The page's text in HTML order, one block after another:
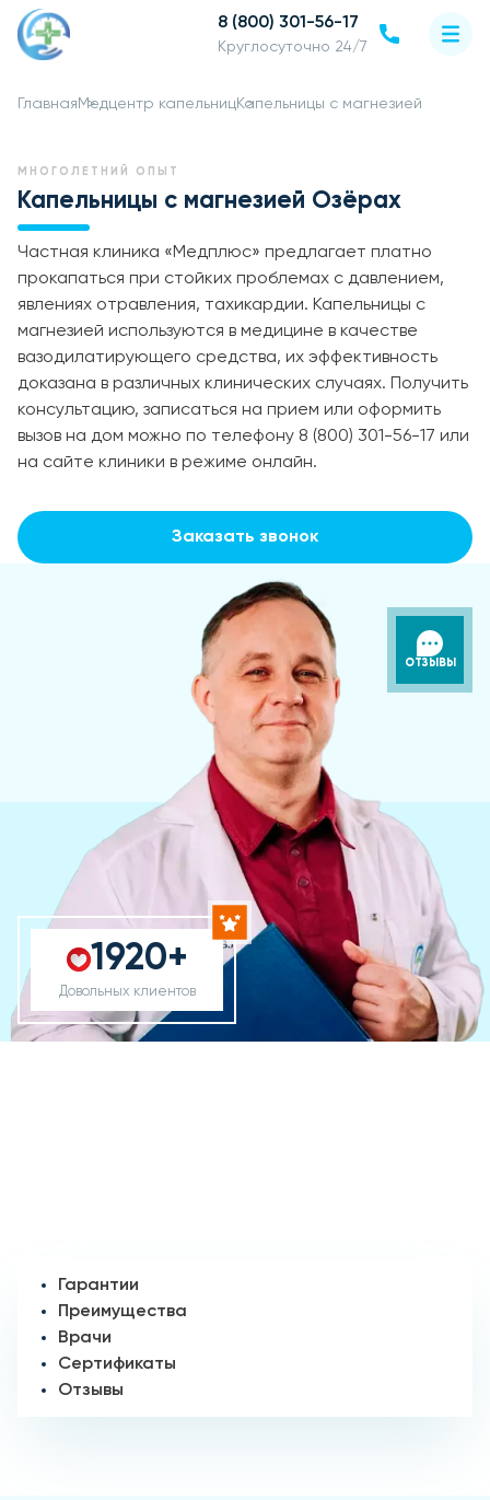
8 (800) 301-56-17
Круглосуточно 24/7
Главная Медцентр капельницКапельницы с магнезией
МНОГОЛЕТНИЙ ОПЫТ
Капельницы с магнезией Озёрах
Частная клиника «Медплюс» предлагает платно
прокапаться при стойких проблемах с давлением,
явлениях отравления, тахикардии. Капельницы с
магнезией используются в медицине в качестве
вазодилатирующего средства, их эффективность
доказана в различных клинических случаях. Получить
консультацию, записаться на прием или оформить
вызов на дом можно по телефону 8 (800) 301-56-17 или
на сайте клиники в режиме онлайн.
Заказать звонок
1920+
Довольных клиентов
ОТЗЫВЫ
Гарантии
Преимущества
Врачи
Сертификаты
Отзывы